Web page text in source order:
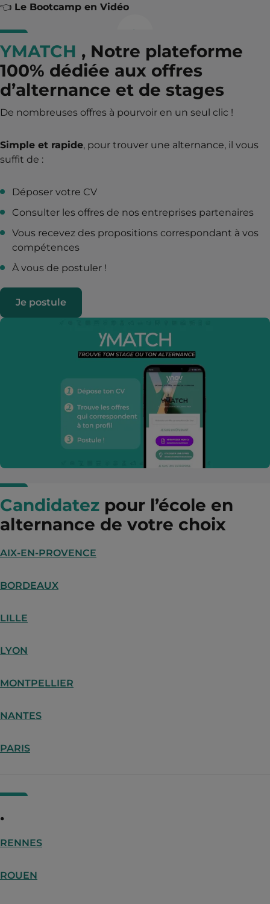
👈 Le Bootcamp en Vidéo
YMATCH , Notre plateforme
100% dédiée aux offres
d’alternance et de stages
De nombreuses offres à pourvoir en un seul clic !
Simple et rapide, pour trouver une alternance, il vous
suffit de :
Déposer votre CV
Consulter les offres de nos entreprises partenaires
Vous recevez des propositions correspondant à vos
compétences
À vous de postuler !
Je postule
Candidatez pour l’école en
alternance de votre choix
AIX-EN-PROVENCE
BORDEAUX
LILLE
LYON
MONTPELLIER
NANTES
PARIS
.
RENNES
ROUEN